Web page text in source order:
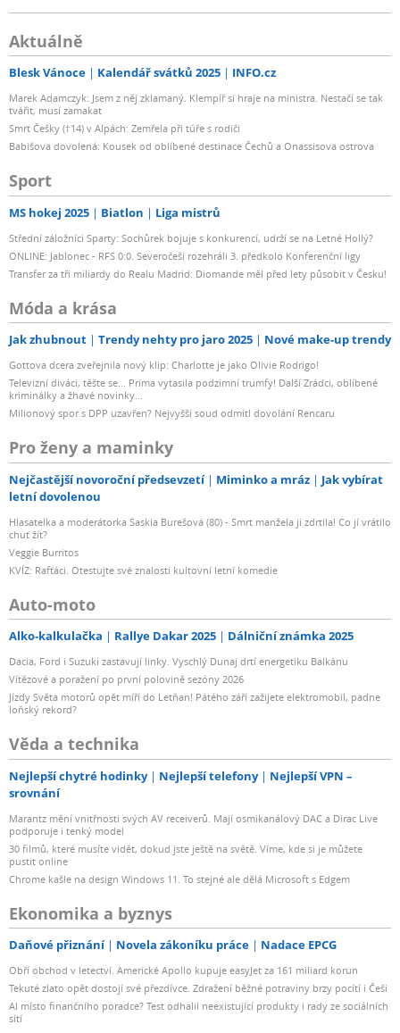
Aktuálně
Blesk Vánoce Kalendář svátků 2025 INFO.cz
Marek Adamczyk: Jsem z něj zklamaný. Klempíř si hraje na ministra. Nestačí se tak
tvářit, musí zamakat
Smrt Češky (†14) v Alpách: Zemřela při túře s rodiči
Babišova dovolená: Kousek od oblíbené destinace Čechů a Onassisova ostrova
Sport
MS hokej 2025 Biatlon Liga mistrů
Střední záložníci Sparty: Sochůrek bojuje s konkurencí, udrží se na Letné Hollý?
ONLINE: Jablonec - RFS 0:0. Severočeši rozehráli 3. předkolo Konferenční ligy
Transfer za tři miliardy do Realu Madrid: Diomande měl před lety působit v Česku!
Móda a krása
Jak zhubnout Trendy nehty pro jaro 2025 Nové make-up trendy
Gottova dcera zveřejnila nový klip: Charlotte je jako Olivie Rodrigo!
Televizní diváci, těšte se... Prima vytasila podzimní trumfy! Další Zrádci, oblíbené
kriminálky a žhavé novinky...
Milionový spor s DPP uzavřen? Nejvyšší soud odmítl dovolání Rencaru
Pro ženy a maminky
Nejčastější novoroční předsevzetí Miminko a mráz
Jak vybírat
letní dovolenou
Hlasatelka a moderátorka Saskia Burešová (80) - Smrt manžela ji zdrtila! Co jí vrátilo
chuť žít?
Veggie Burritos
KVÍZ: Rafťáci. Otestujte své znalosti kultovní letní komedie
Auto-moto
Alko-kalkulačka Rallye Dakar 2025 Dálniční známka 2025
Dacia, Ford i Suzuki zastavují linky. Vyschlý Dunaj drtí energetiku Balkánu
Vítězové a poražení po první polovině sezóny 2026
Jízdy Světa motorů opět míří do Letňan! Pátého září zažijete elektromobil, padne
loňský rekord?
Věda a technika
Nejlepší chytré hodinky Nejlepší telefony
Nejlepší VPN –
srovnání
Marantz mění vnitřnosti svých AV receiverů. Mají osmikanálový DAC a Dirac Live
podporuje i tenký model
30 filmů, které musíte vidět, dokud jste ještě na světě. Víme, kde si je můžete
pustit online
Chrome kašle na design Windows 11. To stejné ale dělá Microsoft s Edgem
Ekonomika a byznys
Daňové přiznání Novela zákoníku práce Nadace EPCG
Obří obchod v letectví. Americké Apollo kupuje easyJet za 161 miliard korun
Tekuté zlato opět dostojí své přezdívce. Zdražení běžné potraviny brzy pocítí i Češi
AI místo finančního poradce? Test odhalil neexistující produkty i rady ze sociálních
sítí